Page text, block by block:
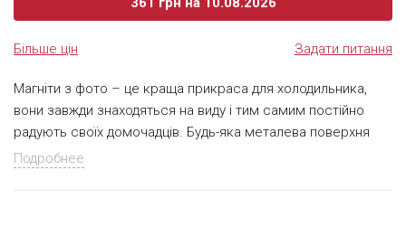
Більше цін Задати питання
Магніти з фото – це краща прикраса для холодильника,
вони завжди знаходяться на виду і тим самим постійно
радують своїх домочадців. Будь-яка металева поверхня
заграє по-новому з яскравим барвистим магнітом, на
Подробнее